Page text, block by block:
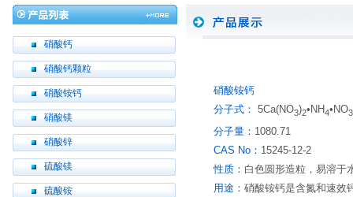
硝酸钙
硝酸钙颗粒
硝酸铵钙
硝酸镁
硝酸锌
硫酸镁
硫酸铵
硝酸铵钙
分子式： 5Ca(NO3)2•NH4•NO3
分子量： 1080.71
CAS No： 15245-12-2
性质： 白色圆形造粒，易溶于
用途： 硝酸铵钙是含氮和速效